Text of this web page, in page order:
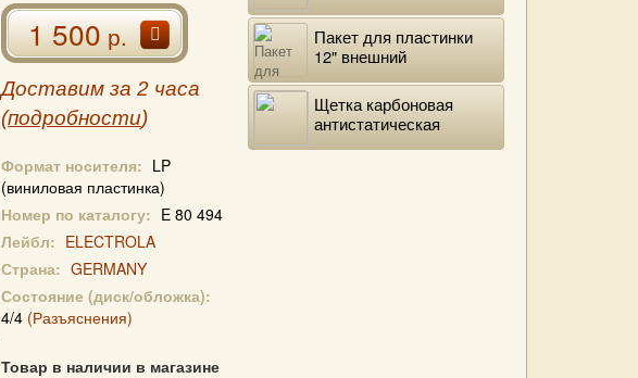
1 500р.
Доставим за 2 часа
(подробности)
Формат носителя: LP
(виниловая пластинка)
Номер по каталогу: E 80 494
Лейбл: ELECTROLA
Страна: GERMANY
Состояние (диск/обложка):
4/4 (Разъяснения)
Товар в наличии в магазине
Пакет для пластинки
12" внешний
Щетка карбоновая
антистатическая